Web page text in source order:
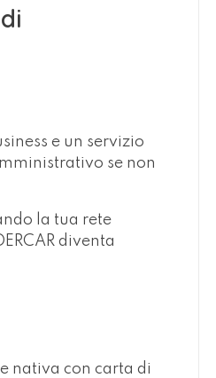
e un servizio
se non
la tua rete
diventa
nativa con carta di